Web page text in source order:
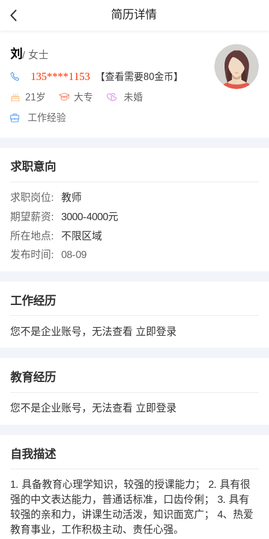
简历详情
刘 / 女士
135****1153 【查看需要80金币】
21岁 大专 未婚
工作经验
求职意向
求职岗位:
教师
期望薪资:
3000-4000元
所在地点:
不限区域
发布时间:
08-09
工作经历
您不是企业账号，无法查看 立即登录
教育经历
您不是企业账号，无法查看 立即登录
自我描述
1. 具备教育心理学知识，较强的授课能力； 2. 具有很
强的中文表达能力，普通话标准，口齿伶俐； 3. 具有
较强的亲和力，讲课生动活泼，知识面宽广； 4、热爱
教育事业，工作积极主动、责任心强。